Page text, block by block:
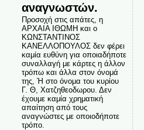
αναγνωστών.
Προσοχή στις απάτες, η
ΑΡΧΑΙΑ ΙΘΩΜΗ και ο
ΚΩΝΣΤΑΝΤΙΝΟΣ
ΚΑΝΕΛΛΟΠΟΥΛΟΣ δεν φέρει
καμία ευθύνη για οποιαδήποτε
συναλλαγή με κάρτες η άλλον
τρόπω και άλλα στον όνομά
της, Ή στο όνομα του κυρίου
Γ. Θ, Χατζηθεοδωρου. Δεν
έχουμε καμία χρηματική
απαίτηση από τους
αναγνώστες με οποιοδήποτε
τρόπο.